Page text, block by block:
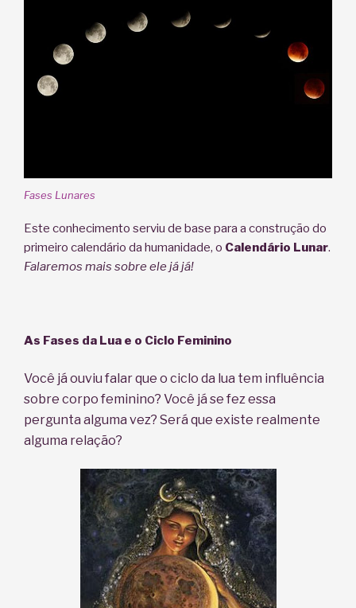
Fases Lunares
Este conhecimento serviu de base para a construção do
primeiro calendário da humanidade, o Calendário Lunar.
Falaremos mais sobre ele já já!
As Fases da Lua e o Ciclo Feminino
Você já ouviu falar que o ciclo da lua tem influência
sobre corpo feminino? Você já se fez essa
pergunta alguma vez? Será que existe realmente
alguma relação?